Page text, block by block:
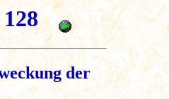
der